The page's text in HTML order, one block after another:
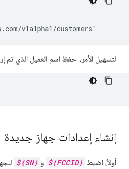
v1alpha1/customers"
لتسهيل الأمر، احفظ اسم العميل الذي تم
إنشاء إعدادات جهاز جديدة
أولاً، اضبط ${FCCID} و ${SN}